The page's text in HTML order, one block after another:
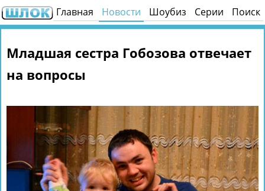
Главная Новости Шоубиз Серии Поиск
Младшая сестра Гобозова отвечает
на вопросы